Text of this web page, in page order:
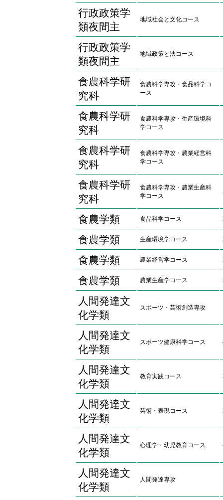
行政政策学
類夜間主
地域社会と文化コース
行政政策学
類夜間主
地域政策と法コース
食農科学研
究科
食農科学専攻・食品科学コ
ース
食農科学研
究科
食農科学専攻・生産環境科
学コース
食農科学研
究科
食農科学専攻・農業経営科
学コース
食農科学研
究科
食農科学専攻・農業生産科
学コース
食農学類 食品科学コース
食農学類 生産環境学コース
食農学類 農業経営学コース
食農学類 農業生産学コース
人間発達文
化学類
スポーツ・芸術創造専攻
人間発達文
化学類
スポーツ健康科学コース
人間発達文
化学類
教育実践コース
人間発達文
化学類
芸術・表現コース
人間発達文
化学類
心理学・幼児教育コース
人間発達文
化学類
人間発達専攻